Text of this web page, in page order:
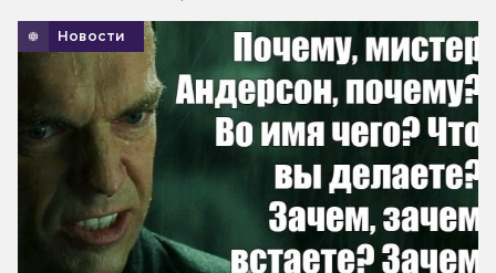
Новости